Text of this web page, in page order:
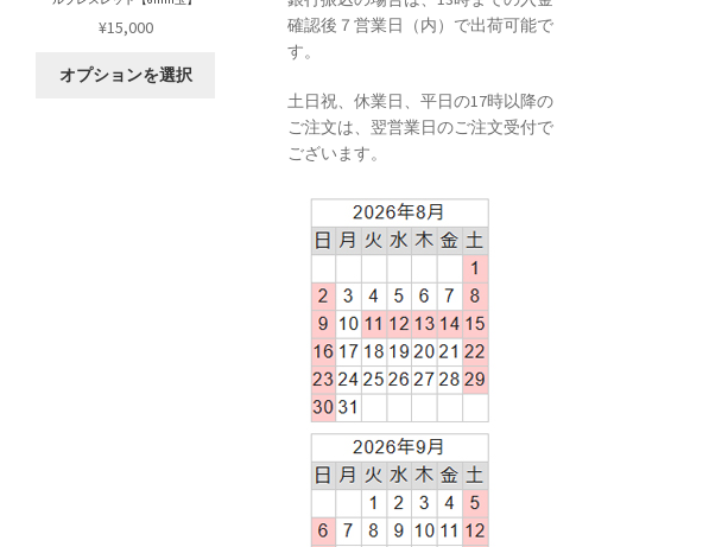
¥15,000
オプションを選択
確認後７営業日（内）で出荷可能で
す。
土日祝、休業日、平日の17時以降の
ご注文は、翌営業日のご注文受付で
ございます。